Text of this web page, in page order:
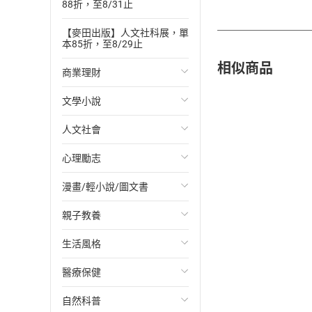
88折，至8/31止
【麥田出版】人文社科展，單
本85折，至8/29止
商業理財
投資理財
經濟/趨勢
財務/金融
管理/領導
職場工作術
成功法
行銷/廣告
傳記
文學小說
歐美文學
日本文學
韓國文學
華文文學
經典文學
成長/家庭生活小說
懸疑/推理小說
人文社會
國際關係
政治
社會科學
台灣/中國歷史
日/韓歷史
其他歷史/史學
心理勵志
心靈成長/情緒
人際關係
兩性關係
心理學
漫畫/輕小說/圖文書
輕小說
奇幻/科幻
愛情故事
職場/社會寫實
親子教養
教育現場
兒童文學/故事
兒童科普/學習
生活風格
飲食/食譜
健身/美顏
醫療保健
健康/養生
自然科普
相似商品